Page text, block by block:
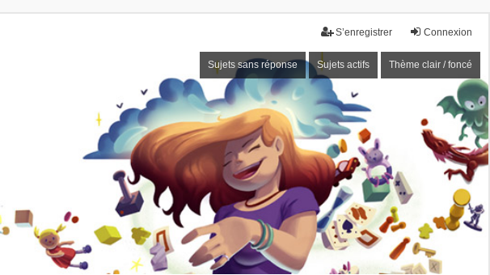
Connexion
S’enregistrer
Sujets sans réponse Sujets actifs Thème clair / foncé